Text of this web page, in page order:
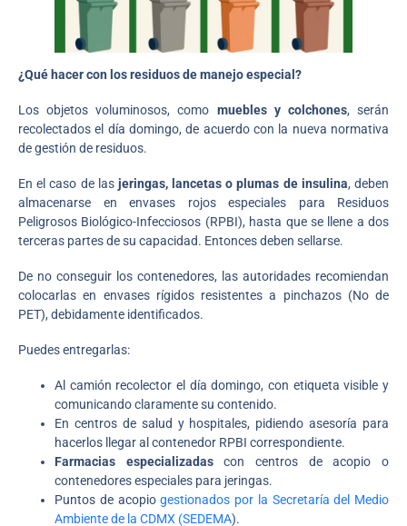
¿Qué hacer con los residuos de manejo especial?
Los objetos voluminosos, como muebles y colchones, serán
recolectados el día domingo, de acuerdo con la nueva normativa
de gestión de residuos.
En el caso de las jeringas, lancetas o plumas de insulina, deben
almacenarse en envases rojos especiales para Residuos
Peligrosos Biológico-Infecciosos (RPBI), hasta que se llene a dos
terceras partes de su capacidad. Entonces deben sellarse.
De no conseguir los contenedores, las autoridades recomiendan
colocarlas en envases rígidos resistentes a pinchazos (No de
PET), debidamente identificados.
Puedes entregarlas:
Al camión recolector el día domingo, con etiqueta visible y
comunicando claramente su contenido.
En centros de salud y hospitales, pidiendo asesoría para
hacerlos llegar al contenedor RPBI correspondiente.
Farmacias especializadascon centros de acopio o
contenedores especiales para jeringas.
Puntos de acopiogestionados por la Secretaría del Medio
Ambiente de la CDMX (SEDEMA).